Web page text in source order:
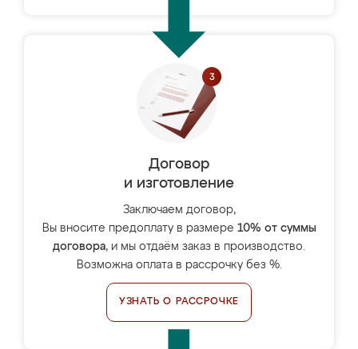
Договор
и изготовление
Заключаем договор,
Вы вносите предоплату в размере 10% от суммы
договора, и мы отдаём заказ в производство.
Возможна оплата в рассрочку без %.
УЗНАТЬ О РАССРОЧКЕ